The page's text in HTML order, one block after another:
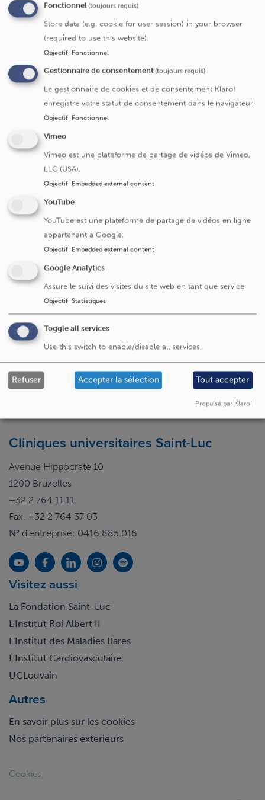
Spécialités
Neuropsychologie
Neurologie générale
Clinique de la mémoire
Cancer du système nerveux central
Service/centre
Cancer système nerveux central
Service de neurologie
Centre de référence pour l'épilepsie réfractaire
Cliniques universitaires Saint-Luc
Avenue Hippocrate 10
1200 Bruxelles
+32 2 764 11 11
Fax. +32 2 764 37 03
N° d'entreprise: 0416.885.016
Visitez aussi
La Fondation Saint-Luc
L'Institut Roi Albert II
L'Institut des Maladies Rares
L'Institut Cardiovasculaire
UCLouvain
Autres
En savoir plus sur les cookies
Nos partenaires exterieurs
Footer
Cookies
Fonctionnel(toujours requis)
Store data (e.g. cookie for user session) in your browser
(required to use this website).
Objectif: Fonctionnel
Gestionnaire de consentement(toujours requis)
Le gestionnaire de cookies et de consentement Klaro!
enregistre votre statut de consentement dans le navigateur.
Objectif: Fonctionnel
Vimeo
Vimeo est une plateforme de partage de vidéos de Vimeo,
LLC (USA).
Objectif: Embedded external content
YouTube
YouTube est une plateforme de partage de vidéos en ligne
appartenant à Google.
Objectif: Embedded external content
Google Analytics
Assure le suivi des visites du site web en tant que service.
Objectif: Statistiques
Toggle all services
Use this switch to enable/disable all services.
Refuser Accepter la sélection Tout accepter
Propulsé par Klaro!